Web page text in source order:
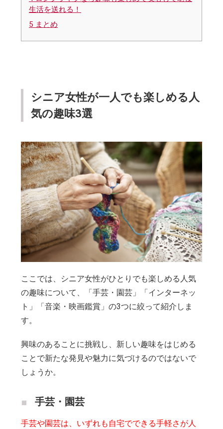
生活を送れる！
5 まとめ
シニア女性が一人でも楽しめる人
気の趣味3選
ここでは、シニア女性がひとりでも楽しめる人気
の趣味について、「手芸・園芸」「インターネッ
ト」「音楽・映画鑑賞」の3つに絞って紹介しま
す。
興味のあることに挑戦し、新しい趣味をはじめる
ことで新たな発見や魅力に気づけるのではないで
しょうか。
手芸・園芸
手芸や園芸は、いずれも自宅でできる手軽さが人